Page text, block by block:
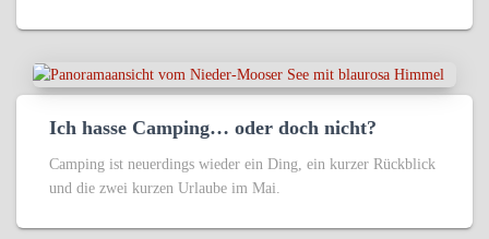
Ich hasse Camping… oder doch nicht?
Camping ist neuerdings wieder ein Ding, ein kurzer Rückblick
und die zwei kurzen Urlaube im Mai.